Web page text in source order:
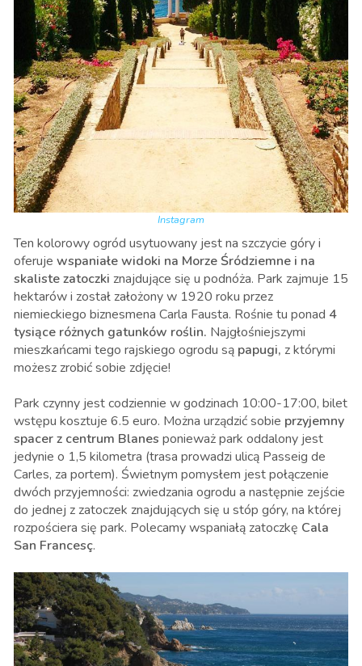
Instagram
Ten kolorowy ogród usytuowany jest na szczycie góry i
oferuje wspaniałe widoki na Morze Śródziemne i na
skaliste zatoczki znajdujące się u podnóża. Park zajmuje 15
hektarów i został założony w 1920 roku przez
niemieckiego biznesmena Carla Fausta. Rośnie tu ponad 4
tysiące różnych gatunków roślin. Najgłośniejszymi
mieszkańcami tego rajskiego ogrodu są papugi, z którymi
możesz zrobić sobie zdjęcie!
Park czynny jest codziennie w godzinach 10:00-17:00, bilet
wstępu kosztuje 6.5 euro. Można urządzić sobie przyjemny
spacer z centrum Blanes ponieważ park oddalony jest
jedynie o 1,5 kilometra (trasa prowadzi ulicą Passeig de
Carles, za portem). Świetnym pomysłem jest połączenie
dwóch przyjemności: zwiedzania ogrodu a następnie zejście
do jednej z zatoczek znajdujących się u stóp góry, na której
rozpościera się park. Polecamy wspaniałą zatoczkę Cala
San Francesç.